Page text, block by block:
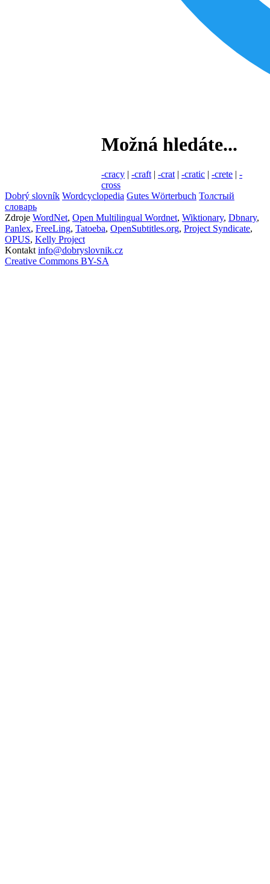
Možná hledáte...
-cracy | -craft | -crat | -cratic | -crete | -
cross
Dobrý slovník Wordcyclopedia Gutes Wörterbuch Толстый
словарь
Zdroje WordNet, Open Multilingual Wordnet, Wiktionary, Dbnary,
Panlex, FreeLing, Tatoeba, OpenSubtitles.org, Project Syndicate,
OPUS, Kelly Project
Kontakt info@dobryslovnik.cz
Creative Commons BY-SA